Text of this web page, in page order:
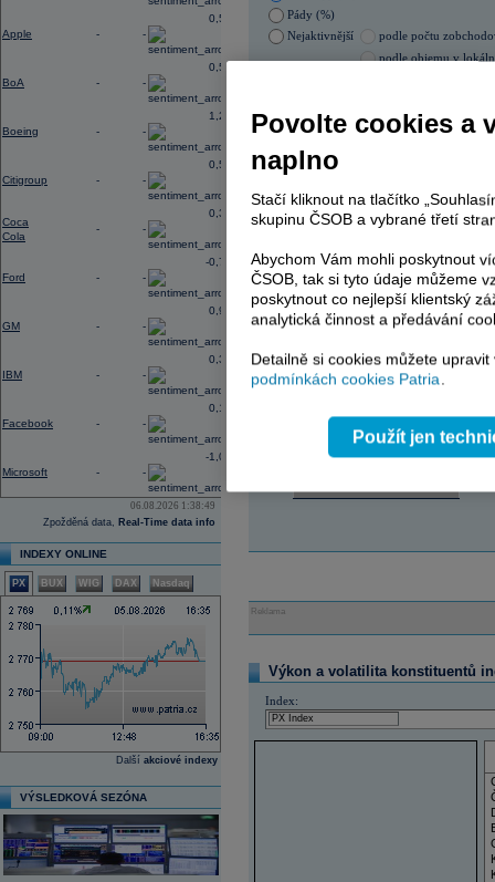
Apple - -
0,52
BoA - -
0,56
Boeing - -
1,28
Citigroup - -
0,56
Coca
Cola
- -
0,31
Ford - -
-0,77
GM - -
0,96
IBM - -
0,33
Facebook - -
0,14
Microsoft - -
-1,09
06.08.2026 1:38:49
Zpožděná data, Real-Time data info
INDEXY ONLINE
PX BUX WIG DAX Nasdaq
Další akciové indexy
VÝSLEDKOVÁ SEZÓNA
Pády (%)
Nejaktivnější
podle počtu
podle objemu v
ERSTE BANK
PHILIP MORRIS ČR
TOMA
ENERGOAQUA
AD index - vývoj
Region Odeslat
Reklama
Výkon a volatilita konstituentů
Index:
Povolte cookies a
naplno
Stačí kliknout na tlačítko
skupinu ČSOB a vybrané třetí
Abychom Vám mohli poskytnout
ČSOB, tak si tyto údaje můžeme
poskytnout co nejlepší klientský
analytická činnost a předávání
Detailně si cookies můžete
podmínkách cookies Patria.
Použít jen